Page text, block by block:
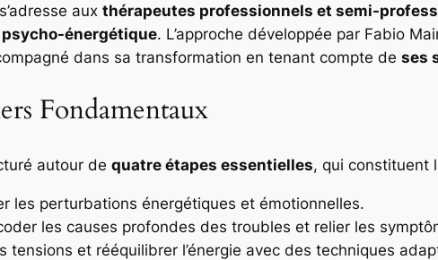
aux thérapeutes professionnels et semi-
énergétique. L’approche développée par Fabio
dans sa transformation en tenant compte de ses
Fondamentaux
autour de quatre étapes essentielles, qui constituent
les perturbations énergétiques et émotionnelles.
les causes profondes des troubles et relier les
tensions et rééquilibrer l’énergie avec des techniques